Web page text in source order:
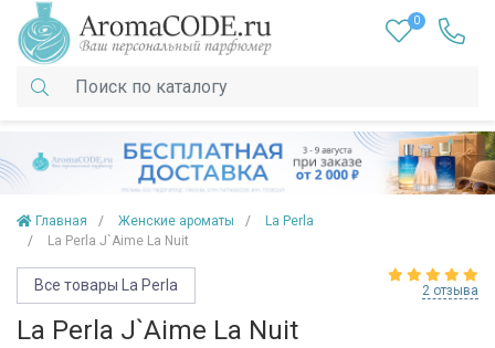
0
Главная Женские ароматы
La Perla
La Perla J`Aime La Nuit
Все товары La Perla 2 отзыва
La Perla J`Aime La Nuit